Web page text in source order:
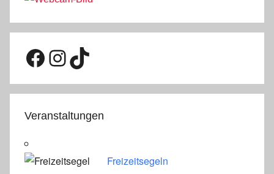
Facebook
Instagram
TikTok
Veranstaltungen
Freizeitsegeln